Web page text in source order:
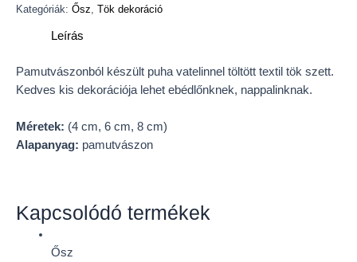
Kategóriák: Ősz, Tök dekoráció
Leírás
Pamutvászonból készült puha vatelinnel töltött textil tök szett.
Kedves kis dekorációja lehet ebédlőnknek, nappalinknak.
Méretek: (4 cm, 6 cm, 8 cm)
Alapanyag: pamutvászon
Kapcsolódó termékek
Ősz